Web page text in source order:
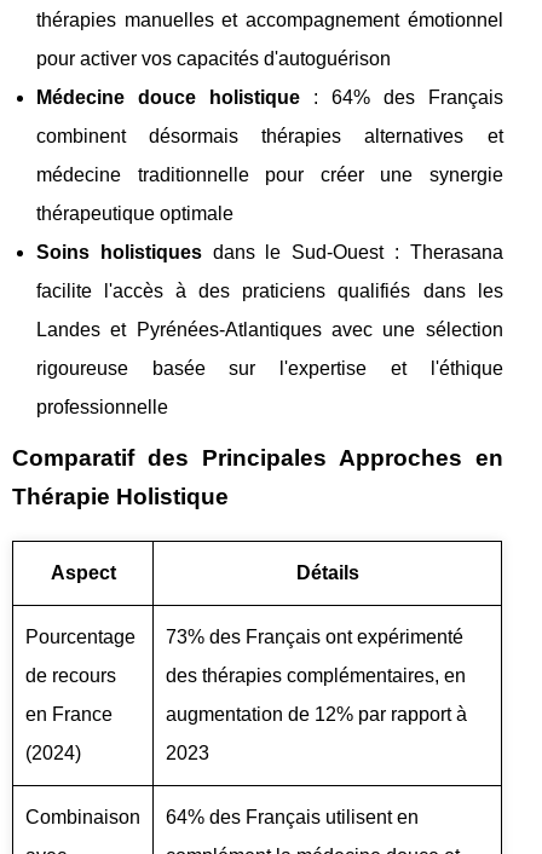
thérapies manuelles et accompagnement émotionnel
pour activer vos capacités d'autoguérison
Médecine douce holistique: 64% des Français
combinent désormais thérapies alternatives et
médecine traditionnelle pour créer une synergie
thérapeutique optimale
Soins holistiquesdans le Sud-Ouest : Therasana
facilite l'accès à des praticiens qualifiés dans les
Landes et Pyrénées-Atlantiques avec une sélection
rigoureuse basée sur l'expertise et l'éthique
professionnelle
Comparatif des Principales Approches en
Thérapie Holistique
Aspect Détails
Pourcentage
de recours
en France
(2024)
73% des Français ont expérimenté
des thérapies complémentaires, en
augmentation de 12% par rapport à
2023
Combinaison
64% des Français utilisent en